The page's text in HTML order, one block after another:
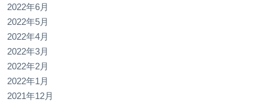
2022年6月
2022年5月
2022年4月
2022年3月
2022年2月
2022年1月
2021年12月